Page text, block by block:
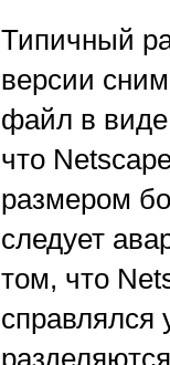
Типичный
версии
файл в виде
что
размером
следует
том, что